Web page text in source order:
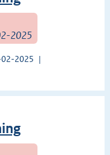
2025
2025